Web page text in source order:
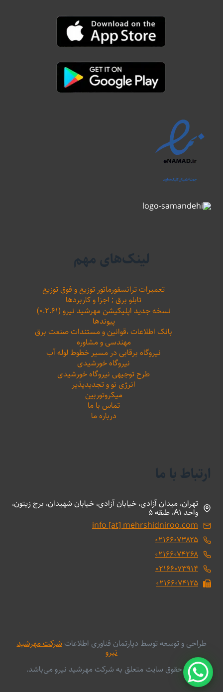
لینک‌های مهم
تعمیرات ترانسفورماتور توزیع و فوق توزیع
تابلو برق ; اجزا و کاربردها
نسخه جدید اپلیکیشن مهرشید نیرو (۰.۲.۶۱)
پیوندها
بانک اطلاعات ،‌قوانین و مستندات صنعت برق
مهندسی و مشاوره
نیروگاه برقابی در مسیر خطوط لوله آب
نیروگاه خورشیدی
طرح توجیهی نیروگاه خورشیدی
انرژی نو و تجدیدپذیر
میکروتوربین
تماس با ما
درباره ما
ارتباط با ما
تهران، میدان آزادی، خیابان آزادی، خیابان شهیدان، برج زیتون،
واحد A1، طبقه 5
info [at] mehrshidniroo.com
۰۲۱۶۶۰۷۳۸۲۵
۰۲۱۶۶۰۷۴۲۶۸
۰۲۱۶۶۰۷۳۹۱۴
۰۲۱۶۶۰۷۴۱۲۵
طراحی و توسعه توسط دپارتمان فناوری اطلاعاتشرکت مهرشید
نیرو
کلیه حقوق سایت متعلق به شرکت مهرشید نیرو می‌باشد.